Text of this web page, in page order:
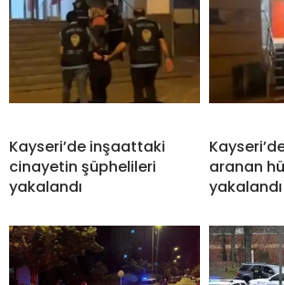
Kayseri’de inşaattaki
cinayetin şüphelileri
yakalandı
aranan
yakalandı